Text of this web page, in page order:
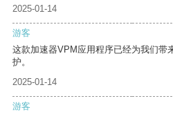
2025-01-14
游客
这款加速器VPM应用程序已经为我们带
护。
2025-01-14
游客